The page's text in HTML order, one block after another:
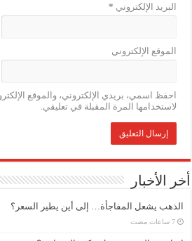
البريد الإلكتروني *
الموقع الإلكتروني
احفظ اسمي، بريدي الإلكتروني، والموقع
لاستخدامها المرة المقبلة في تعليقي.
أخر الأخبار
الذهب يشعل المفاجأة… إلى أين يطير السعر؟
‏7 ساعات مضت